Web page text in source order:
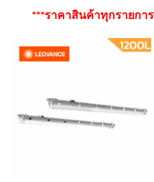
***ราคาสินค้าทุกรายกา